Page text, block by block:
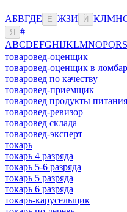
АБВГДЕ Ё ЖЗИ Й КЛМН
Я
#
ABCDEFGHIJKLMNOPQRS
товаровед-оценщик
товаровед-оценщик в
товаровед по качеству
товаровед-приемщик
товаровед продукты питания
товаровед-ревизор
товаровед склада
товаровед-эксперт
токарь
токарь 4 разряда
токарь 5-6 разряда
токарь 5 разряда
токарь 6 разряда
токарь-карусельщик